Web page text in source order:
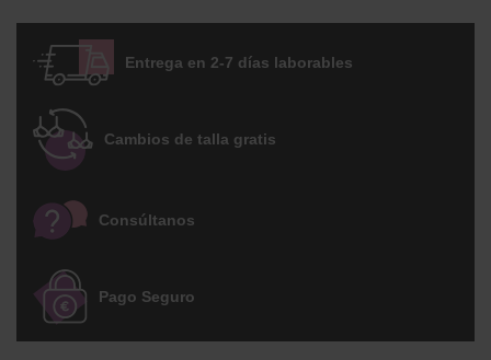
Entrega en 2-7 días laborables
Cambios de talla gratis
Consúltanos
Pago Seguro